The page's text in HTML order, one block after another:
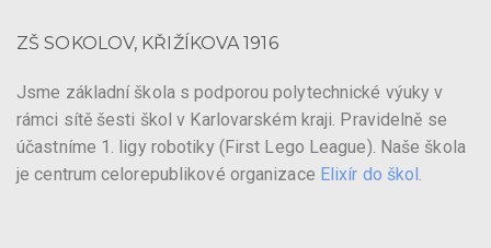
ZŠ SOKOLOV, KŘIŽÍKOVA 1916
Jsme základní škola s podporou polytechnické výuky v
rámci sítě šesti škol v Karlovarském kraji. Pravidelně se
účastníme 1. ligy robotiky (First Lego League). Naše škola
je centrum celorepublikové organizace Elixír do škol.